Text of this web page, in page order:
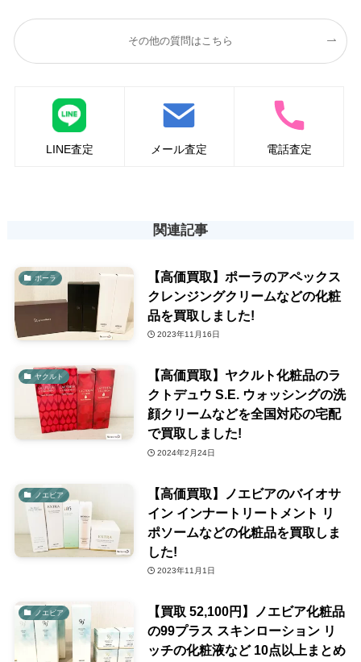
その他の質問はこちら
LINE査定 メール査定 電話査定
関連記事
ポーラ
【高価買取】ポーラのアペックス
クレンジングクリームなどの化粧
品を買取しました!
2023年11月16日
ヤクルト
【高価買取】ヤクルト化粧品のラ
クトデュウ S.E. ウォッシングの洗
顔クリームなどを全国対応の宅配
で買取しました!
2024年2月24日
ノエビア
【高価買取】ノエビアのバイオサ
イン インナートリートメント リ
ポソームなどの化粧品を買取しま
した!
2023年11月1日
ノエビア
【買取 52,100円】ノエビア化粧品
の99プラス スキンローション リ
ッチの化粧液など 10点以上まとめ